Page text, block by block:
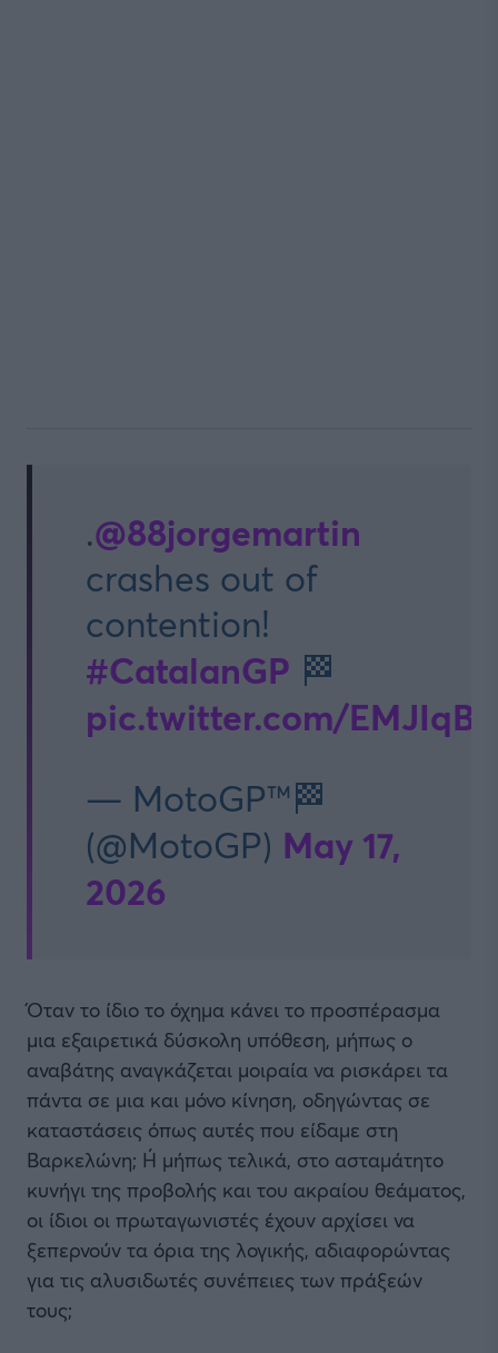
.@88jorgemartin
crashes out of
contention!
#CatalanGP 🏁
pic.twitter.com/
— MotoGP™🏁
(@MotoGP) May 17,
2026
Όταν το ίδιο το όχημα κάνει το προσπέρασμα
μια εξαιρετικά δύσκολη υπόθεση, μήπως ο
αναβάτης αναγκάζεται μοιραία να ρισκάρει τα
πάντα σε μια και μόνο κίνηση, οδηγώντας σε
καταστάσεις όπως αυτές που είδαμε στη
Βαρκελώνη; Ή μήπως τελικά, στο ασταμάτητο
κυνήγι της προβολής και του ακραίου θεάματος,
οι ίδιοι οι πρωταγωνιστές έχουν αρχίσει να
ξεπερνούν τα όρια της λογικής, αδιαφορώντας
για τις αλυσιδωτές συνέπειες των πράξεών
τους;